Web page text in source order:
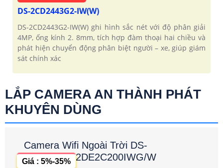
DS-2CD2443G2-IW(W)
DS-2CD2443G2-IW(W) ghi hình sắc nét với độ phân giải
4MP, ống kính 2. 8mm, tích hợp đàm thoại hai chiều và
phát hiện chuyển động phân biệt người – xe, giúp giám
sát chính xác
LẮP CAMERA AN THÀNH PHÁT
KHUYÊN DÙNG
Camera Wifi Ngoài Trời DS-
2DE2C200IWG/W
Giá : 5%-35%